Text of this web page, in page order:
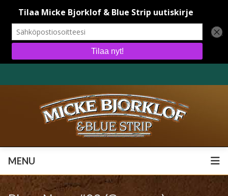
MENU
MENU